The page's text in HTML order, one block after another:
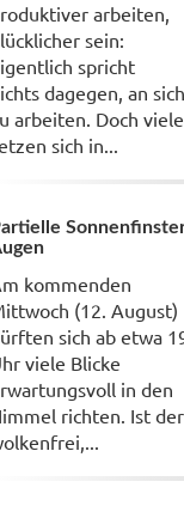
arbeiten,
sein:
spricht
dagegen, an sich
arbeiten. Doch viele
sich in...
kommenden
(12. August)
sich ab etwa
viele Blicke
in den
richten. Ist der